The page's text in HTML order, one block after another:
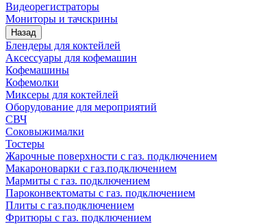
Видеорегистраторы
Мониторы и тачскрины
Назад
Блендеры для коктейлей
Аксессуары для кофемашин
Кофемашины
Кофемолки
Миксеры для коктейлей
Оборудование для мероприятий
СВЧ
Соковыжималки
Тостеры
Жарочные поверхности с газ. подключением
Макароноварки с газ.подключением
Мармиты с газ. подключением
Пароконвектоматы с газ. подключением
Плиты с газ.подключением
Фритюры с газ. подключением